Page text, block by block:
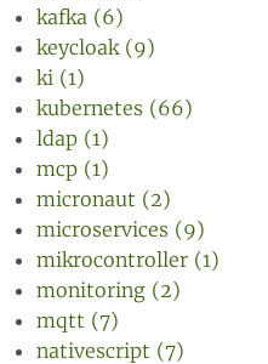
kafka (6)
keycloak (9)
ki (1)
kubernetes (66)
ldap (1)
mcp (1)
micronaut (2)
microservices (9)
mikrocontroller (1)
monitoring (2)
mqtt (7)
nativescript (7)